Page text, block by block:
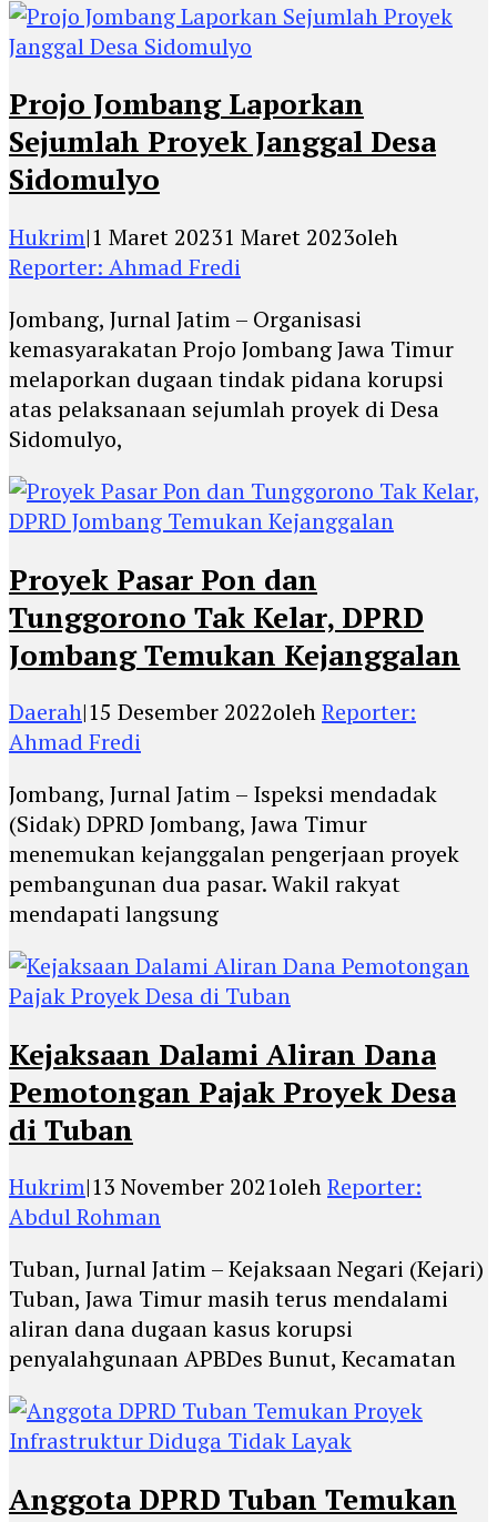
Projo Jombang Laporkan
Sejumlah Proyek Janggal Desa
Sidomulyo
Hukrim|1 Maret 20231 Maret 2023oleh
Reporter: Ahmad Fredi
Jombang, Jurnal Jatim – Organisasi
kemasyarakatan Projo Jombang Jawa Timur
melaporkan dugaan tindak pidana korupsi
atas pelaksanaan sejumlah proyek di Desa
Sidomulyo,
Proyek Pasar Pon dan
Tunggorono Tak Kelar, DPRD
Jombang Temukan Kejanggalan
Daerah|15 Desember 2022olehReporter:
Ahmad Fredi
Jombang, Jurnal Jatim – Ispeksi mendadak
(Sidak) DPRD Jombang, Jawa Timur
menemukan kejanggalan pengerjaan proyek
pembangunan dua pasar. Wakil rakyat
mendapati langsung
Kejaksaan Dalami Aliran Dana
Pemotongan Pajak Proyek Desa
di Tuban
Hukrim|13 November 2021olehReporter:
Abdul Rohman
Tuban, Jurnal Jatim – Kejaksaan Negari (Kejari)
Tuban, Jawa Timur masih terus mendalami
aliran dana dugaan kasus korupsi
penyalahgunaan APBDes Bunut, Kecamatan
Anggota DPRD Tuban Temukan